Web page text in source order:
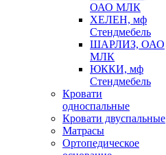
ОАО МЛК
ХЕЛЕН, мф
Стендмебель
ШАРЛИЗ, ОАО
МЛК
ЮККИ, мф
Стендмебель
Кровати
односпальные
Кровати двуспальные
Матрасы
Ортопедическое